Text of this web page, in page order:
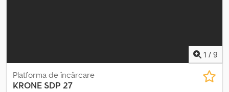
1 / 9
Platforma de încărcare
KRONE SDP 27